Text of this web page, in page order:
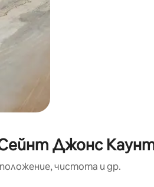
Сейнт Джонс
чистота и др.